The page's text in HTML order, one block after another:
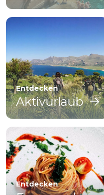
Entdecken
Aktivurlaub
Entdecken